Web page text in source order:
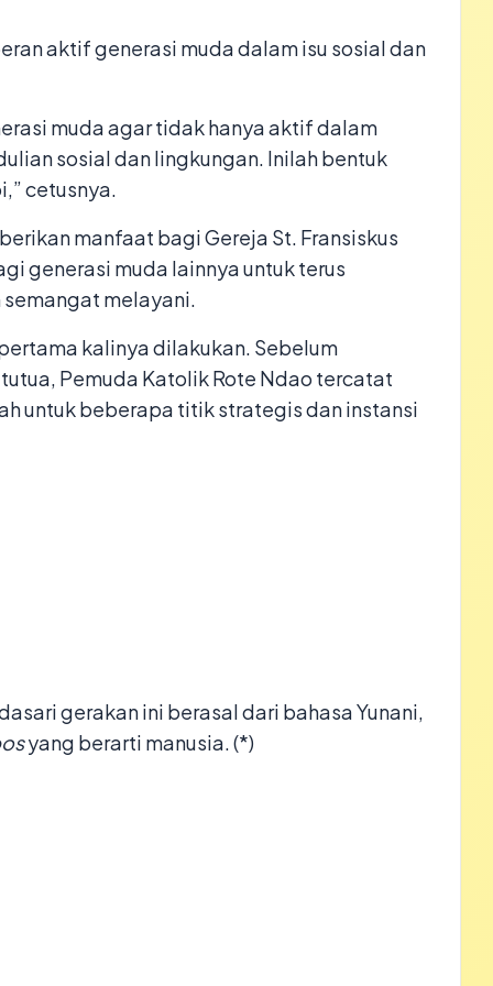
aktif generasi muda dalam isu sosial dan
muda agar tidak hanya aktif dalam
sosial dan lingkungan. Inilah bentuk
cetusnya.
manfaat bagi Gereja St. Fransiskus
generasi muda lainnya untuk terus
melayani.
kalinya dilakukan. Sebelum
Pemuda Katolik Rote Ndao tercatat
untuk beberapa titik strategis dan instansi
gerakan ini berasal dari bahasa Yunani,
yang berarti manusia. (*)